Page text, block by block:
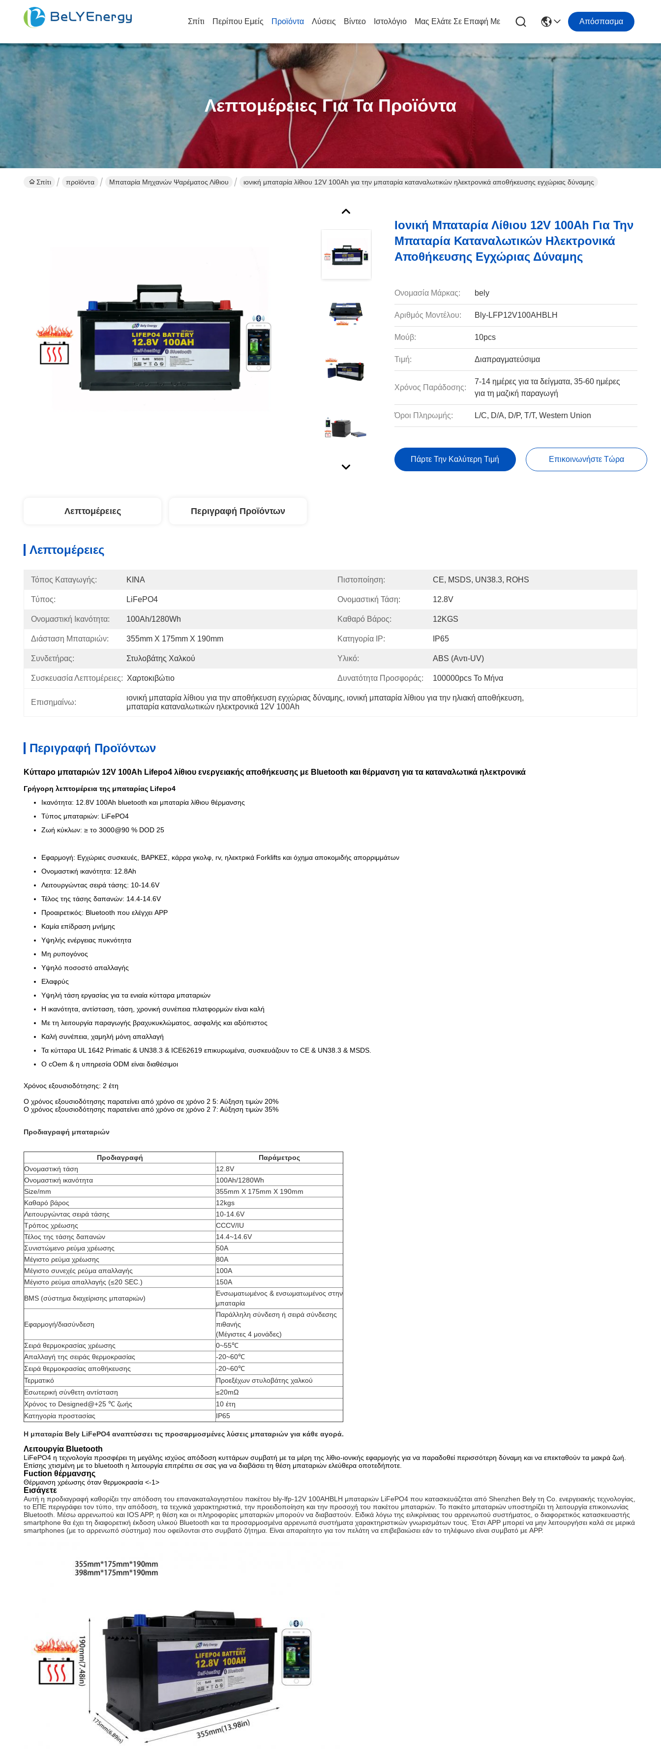
Σπίτι Περίπου Εμείς Προϊόντα Λύσεις Βίντεο Ιστολόγιο Μας Ελάτε Σε Επαφή Με Απόσπασμα
Λεπτομέρειες Για Τα Προϊόντα
Σπίτι προϊόντα Μπαταρία Μηχανών Ψαρέματος Λίθιου ιονική μπαταρία λίθιου 12V 100Ah για την μπαταρία καταναλωτικών ηλεκτρονικά αποθήκευσης εγχώριας δύναμης
Ιονική Μπαταρία Λίθιου 12V 100Ah Για Την
Μπαταρία Καταναλωτικών Ηλεκτρονικά
Αποθήκευσης Εγχώριας Δύναμης
Ονομασία Μάρκας: bely
Αριθμός Μοντέλου: Bly-LFP12V100AHBLH
Μούβ: 10pcs
Τιμή: Διαπραγματεύσιμα
Χρόνος Παράδοσης:
7-14 ημέρες για τα δείγματα, 35-60 ημέρες
για τη μαζική παραγωγή
Όροι Πληρωμής: L/C, D/A, D/P, T/T, Western Union
Πάρτε Την Καλύτερη Τιμή Επικοινωνήστε Τώρα
Λεπτομέρειες Περιγραφή Προϊόντων
Λεπτομέρειες
Τόπος Καταγωγής: ΚΙΝΑ Πιστοποίηση: CE, MSDS, UN38.3, ROHS
Τύπος: LiFePO4 Ονομαστική Τάση: 12.8V
Ονομαστική Ικανότητα: 100Ah/1280Wh Καθαρό Βάρος: 12KGS
Διάσταση Μπαταριών: 355mm X 175mm X 190mm Κατηγορία IP: IP65
Συνδετήρας: Στυλοβάτης Χαλκού Υλικό: ABS (αντι-UV)
Συσκευασία Λεπτομέρειες: Χαρτοκιβώτιο Δυνατότητα Προσφοράς: 100000pcs Το Μήνα
Επισημαίνω:
ιονική μπαταρία λίθιου για την αποθήκευση εγχώριας δύναμης, ιονική μπαταρία λίθιου για την ηλιακή αποθήκευση,
μπαταρία καταναλωτικών ηλεκτρονικά 12V 100Ah
Περιγραφή Προϊόντων
Κύτταρο μπαταριών 12V 100Ah Lifepo4 λίθιου ενεργειακής αποθήκευσης με Bluetooth και θέρμανση για τα καταναλωτικά ηλεκτρονικά
Γρήγορη λεπτομέρεια της μπαταρίας Lifepo4
Ικανότητα: 12.8V 100Ah bluetooth και μπαταρία λίθιου θέρμανσης
Τύπος μπαταριών: LiFePO4
Ζωή κύκλων: ≥ το 3000@90 % DOD 25
Εφαρμογή: Εγχώριες συσκευές, ΒΑΡΚΕΣ, κάρρα γκολφ, rv, ηλεκτρικά Forklifts και όχημα αποκομιδής απορριμμάτων
Ονομαστική ικανότητα: 12.8Ah
Λειτουργώντας σειρά τάσης: 10-14.6V
Τέλος της τάσης δαπανών: 14.4-14.6V
Προαιρετικός: Bluetooth που ελέγχει APP
Καμία επίδραση μνήμης
Υψηλής ενέργειας πυκνότητα
Μη ρυπογόνος
Υψηλό ποσοστό απαλλαγής
Ελαφρύς
Υψηλή τάση εργασίας για τα ενιαία κύτταρα μπαταριών
Η ικανότητα, αντίσταση, τάση, χρονική συνέπεια πλατφορμών είναι καλή
Με τη λειτουργία παραγωγής βραχυκυκλώματος, ασφαλής και αξιόπιστος
Καλή συνέπεια, χαμηλή μόνη απαλλαγή
Τα κύτταρα UL 1642 Primatic & UN38.3 & ICE62619 επικυρωμένα, συσκευάζουν το CE & UN38.3 & MSDS.
Ο cOem & η υπηρεσία ODM είναι διαθέσιμοι
Χρόνος εξουσιοδότησης: 2 έτη
Ο χρόνος εξουσιοδότησης παρατείνει από χρόνο σε χρόνο 2 5: Αύξηση τιμών 20%
Ο χρόνος εξουσιοδότησης παρατείνει από χρόνο σε χρόνο 2 7: Αύξηση τιμών 35%
Προδιαγραφή μπαταριών
Προδιαγραφή
Παράμετρος
Ονομαστική τάση
12.8V
Ονομαστική ικανότητα
100Ah/1280Wh
Size/mm
355mm X 175mm X 190mm
Καθαρό βάρος
12kgs
Λειτουργώντας σειρά τάσης
10-14.6V
Τρόπος χρέωσης
CCCV/IU
Τέλος της τάσης δαπανών
14.4~14.6V
Συνιστώμενο ρεύμα χρέωσης
50A
Μέγιστο ρεύμα χρέωσης
80A
Μέγιστο συνεχές ρεύμα απαλλαγής
100A
Μέγιστο ρεύμα απαλλαγής (≤20 SEC.)
150A
BMS (σύστημα διαχείρισης μπαταριών)
Ενσωματωμένος & ενσωματωμένος στην
μπαταρία
Εφαρμογή/διασύνδεση
Παράλληλη σύνδεση ή σειρά σύνδεσης
πιθανής
(Μέγιστες 4 μονάδες)
Σειρά θερμοκρασίας χρέωσης
0~55℃
Απαλλαγή της σειράς θερμοκρασίας
-20~60℃
Σειρά θερμοκρασίας αποθήκευσης
-20~60℃
Τερματικό
Προεξέχων στυλοβάτης χαλκού
Εσωτερική σύνθετη αντίσταση
≤20mΩ
Χρόνος το Designed@+25 ℃ ζωής
10 έτη
Κατηγορία προστασίας
IP65
Η μπαταρία Bely LiFePO4 αναπτύσσει τις προσαρμοσμένες λύσεις μπαταριών για κάθε αγορά.
Λειτουργία Bluetooth
LiFePO4 η τεχνολογία προσφέρει τη μεγάλης ισχύος απόδοση κυττάρων συμβατή με τα μέρη της λίθιο-ιονικής εφαρμογής για να παραδοθεί περισσότερη δύναμη και να επεκταθούν τα μακρά ζωή.
Επίσης χτισμένη με το bluetooth η λειτουργία επιτρέπει σε σας για να διαβάσει τη θέση μπαταριών ελεύθερα οποτεδήποτε.
Fuction θέρμανσης
Θέρμανση χρέωσης όταν θερμοκρασία <-1>
Εισάγετε
Αυτή η προδιαγραφή καθορίζει την απόδοση του επανακαταλογηστέου πακέτου bly-lfp-12V 100AHBLH μπαταριών LiFePO4 που κατασκευάζεται από Shenzhen Bely τη Co. ενεργειακής τεχνολογίας,
το ΕΠΕ περιγράφει τον τύπο, την απόδοση, τα τεχνικά χαρακτηριστικά, την προειδοποίηση και την προσοχή του πακέτου μπαταριών. Το πακέτο μπαταριών υποστηρίζει τη λειτουργία επικοινωνίας
Bluetooth. Μέσω αρρενωπού και IOS APP, η θέση και οι πληροφορίες μπαταριών μπορούν να διαβαστούν. Ειδικά λόγω της ειλικρίνειας του αρρενωπού συστήματος, ο διαφορετικός κατασκευαστής
smartphone θα έχει τη διαφορετική έκδοση υλικού Bluetooth και τα προσαρμοσμένα αρρενωπά συστήματα χαρακτηριστικών γνωρισμάτων τους. Έτσι APP μπορεί να μην λειτουργήσει καλά σε μερικά
smartphones (με το αρρενωπό σύστημα) που οφείλονται στο συμβατό ζήτημα. Είναι απαραίτητο για τον πελάτη να επιβεβαιώσει εάν το τηλέφωνο είναι συμβατό με APP.